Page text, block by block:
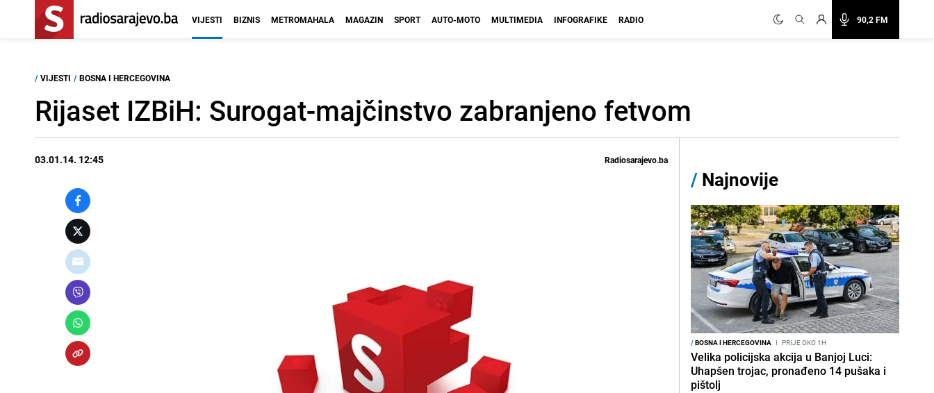
90,2 FM
VIJESTI BIZNIS METROMAHALA MAGAZIN SPORT AUTO-MOTO MULTIMEDIA INFOGRAFIKE RADIO
/ VIJESTI / BOSNA I HERCEGOVINA
Rijaset IZBiH: Surogat-majčinstvo zabranjeno fetvom
03.01.14. 12:45 Radiosarajevo.ba
/ Najnovije
/BOSNA I HERCEGOVINA I PRIJE OKO 1H
Velika policijska akcija u Banjoj Luci:
Uhapšen trojac, pronađeno 14 pušaka i
pištolj